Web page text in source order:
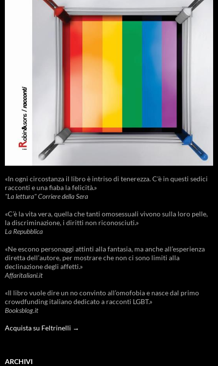
«In ogni circostanza il libro è intriso di tenerezza. C'è in questi sedici
racconti e una fiaba la felicità.»
"La lettura" Corriere della Sera
«C’è la vita vera, quella che tanti omosessuali vivono sulla loro pelle,
la discriminazione, i diritti non riconosciuti.»
La Repubblica
«Ne escono personaggi attinti alla fantasia, ma anche all’esperienza
diretta dell’autore, per mostrare che non ci sono limiti alla
declinazione degli affetti.»
Affaritaliani.it
«Il libro vuole dire un no convinto all’omofobia e nasce dal primo
crowdfunding italiano dedicato a racconti LGBT.»
Booksblog.it
Acquista su Feltrinelli →
ARCHIVI